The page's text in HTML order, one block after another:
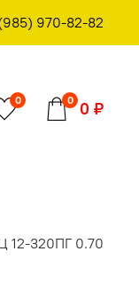
970-82-82
0 0 0 ₽
12-320ПГ 0.70